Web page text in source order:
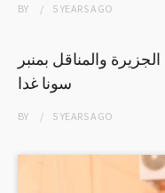
BY 5 YEARSAGO
والمناقل بمنبر
سونا غدا
BY 5 YEARSAGO